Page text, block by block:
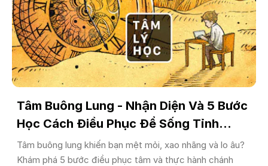
Tâm Buông Lung - Nhận Diện Và 5 Bước
Học Cách Điều Phục Để Sống Tỉnh
Thức
Tâm buông lung khiến bạn mệt mỏi, xao nhãng và lo âu?
Khám phá 5 bước điều phục tâm và thực hành chánh